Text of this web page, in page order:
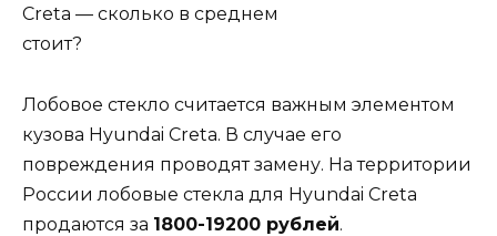
Лобовое стекло считается важным элементом
кузова Hyundai Creta. В случае его
повреждения проводят замену. На территории
России лобовые стекла для Hyundai Creta
продаются за 1800-19200 рублей.